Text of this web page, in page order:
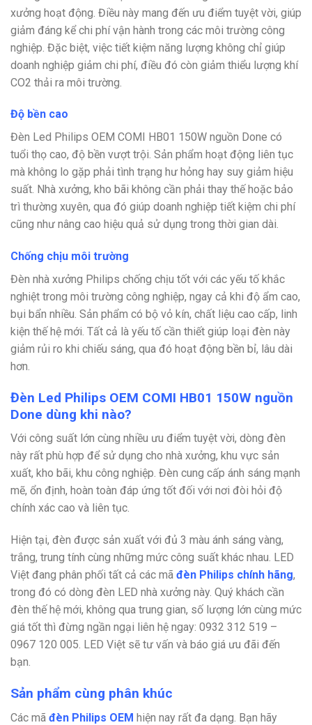
xưởng hoạt động. Điều này mang đến ưu điểm tuyệt vời, giúp
giảm đáng kể chi phí vận hành trong các môi trường công
nghiệp. Đặc biệt, việc tiết kiệm năng lượng không chỉ giúp
doanh nghiệp giảm chi phí, điều đó còn giảm thiểu lượng khí
CO2 thải ra môi trường.
Độ bền cao
Đèn Led Philips OEM COMI HB01 150W nguồn Done có
tuổi thọ cao, độ bền vượt trội. Sản phẩm hoạt động liên tục
mà không lo gặp phải tình trạng hư hỏng hay suy giảm hiệu
suất. Nhà xưởng, kho bãi không cần phải thay thế hoặc bảo
trì thường xuyên, qua đó giúp doanh nghiệp tiết kiệm chi phí
cũng như nâng cao hiệu quả sử dụng trong thời gian dài.
Chống chịu môi trường
Đèn nhà xưởng Philips chống chịu tốt với các yếu tố khắc
nghiệt trong môi trường công nghiệp, ngay cả khi độ ẩm cao,
bụi bẩn nhiều. Sản phẩm có bộ vỏ kín, chất liệu cao cấp, linh
kiện thế hệ mới. Tất cả là yếu tố cần thiết giúp loại đèn này
giảm rủi ro khi chiếu sáng, qua đó hoạt động bền bỉ, lâu dài
hơn.
Đèn Led Philips OEM COMI HB01 150W nguồn
Done dùng khi nào?
Với công suất lớn cùng nhiều ưu điểm tuyệt vời, dòng đèn
này rất phù hợp để sử dụng cho nhà xưởng, khu vực sản
xuất, kho bãi, khu công nghiệp. Đèn cung cấp ánh sáng mạnh
mẽ, ổn định, hoàn toàn đáp ứng tốt đối với nơi đòi hỏi độ
chính xác cao và liên tục.
Hiện tại, đèn được sản xuất với đủ 3 màu ánh sáng vàng,
trắng, trung tính cùng những mức công suất khác nhau. LED
Việt đang phân phối tất cả các mã đèn Philips chính hãng,
trong đó có dòng đèn LED nhà xưởng này. Quý khách cần
đèn thế hệ mới, không qua trung gian, số lượng lớn cùng mức
giá tốt thì đừng ngần ngại liên hệ ngay: 0932 312 519 –
0967 120 005. LED Việt sẽ tư vấn và báo giá ưu đãi đến
bạn.
Sản phẩm cùng phân khúc
Các mã đèn Philips OEM hiện nay rất đa dạng. Bạn hãy